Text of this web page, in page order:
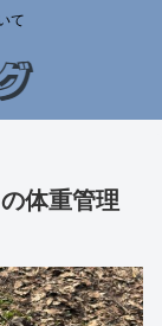
て
体重管理